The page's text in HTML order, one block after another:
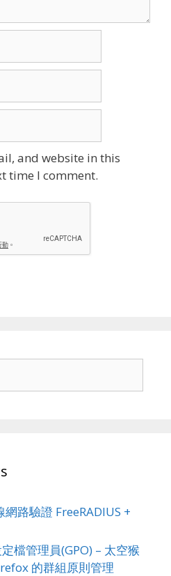
and website in this
time I comment.
路驗證 FreeRADIUS +
檔管理員(GPO) – 太空猴
的群組原則管理